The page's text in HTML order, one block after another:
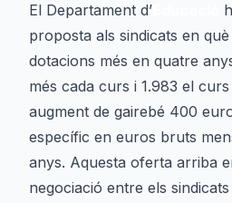
El Departament d’
proposta als sindicats en
dotacions més en quatre
més cada curs i 1.983 el
augment de gairebé 400
específic en euros bruts
anys. Aquesta oferta arriba
negociació entre els sindicats